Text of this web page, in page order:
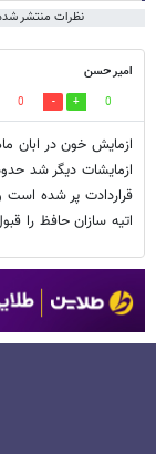
نظرات منتشر شده:
امیر حسن
0
0
ازمایش خون در ابان
قراردادت پر شده است
اتیه سازان حافظ را